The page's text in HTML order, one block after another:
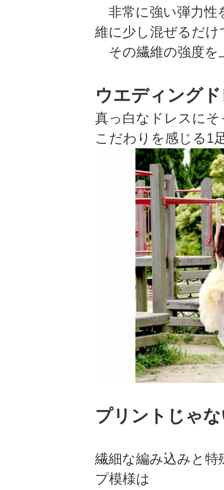
非常に強い弾力性
維に少し混ぜるだけ
その繊維の強度を
ウエディング
真っ白なドレスに
こだわりを感じる1
プリントじゃ
繊細な編み込みと
プ模様は